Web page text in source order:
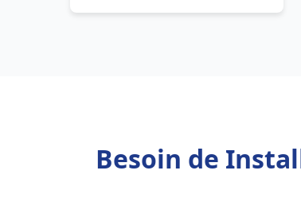
Besoin de